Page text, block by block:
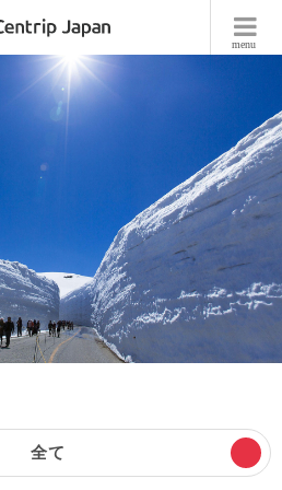
menu
全て